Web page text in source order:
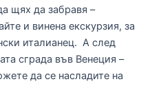
щях да забравя –
и винена екскурзия, за
италианец. А след
сграда във Венеция –
да се насладите на